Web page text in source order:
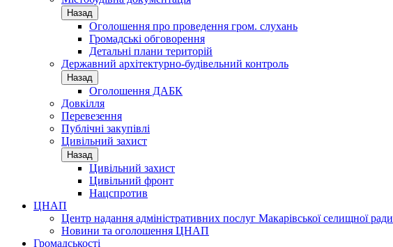
Назад
Оголошення про проведення гром. слухань
Громадські обговорення
Детальні плани територій
Державний архітектурно-будівельний контроль
Назад
Оголошення ДАБК
Довкілля
Перевезення
Публічні закупівлі
Цивільний захист
Назад
Цивільний захист
Цивільний фронт
Нацспротив
ЦНАП
Центр надання адміністративних послуг Макарівської селищної ради
Новини та оголошення ЦНАП
Громадськості